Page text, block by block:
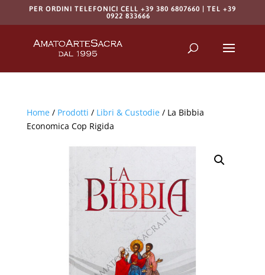
PER ORDINI TELEFONICI CELL +39 380 6807660 | TEL +39
0922 833666
Home/ Prodotti / Libri & Custodie/ La Bibbia
Economica Cop Rigida